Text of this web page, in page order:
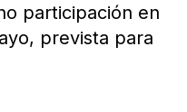
participación en
prevista para